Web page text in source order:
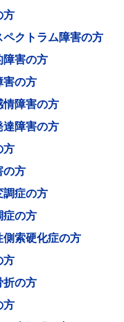
方
クトラム障害の方
害の方
の方
障害の方
障害の方
方
の方
症の方
の方
索硬化症の方
方
の方
方